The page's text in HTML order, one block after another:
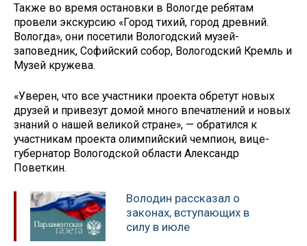
Также во время остановки в Вологде ребятам
провели экскурсию «Город тихий, город древний.
Вологда», они посетили Вологодский музей-
заповедник, Софийский собор, Вологодский Кремль и
Музей кружева.
«Уверен, что все участники проекта обретут новых
друзей и привезут домой много впечатлений и новых
знаний о нашей великой стране», — обратился к
участникам проекта олимпийский чемпион, вице-
губернатор Вологодской области Александр
Поветкин.
Володин рассказал о
законах, вступающих в
силу в июле